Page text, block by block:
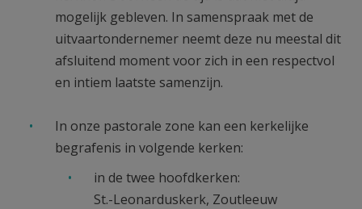
mogelijk gebleven. In samenspraak met de
uitvaartondernemer neemt deze nu meestal dit
afsluitend moment voor zich in een respectvol
en intiem laatste samenzijn.
In onze pastorale zone kan een kerkelijke
begrafenis in volgende kerken:
in de twee hoofdkerken:
St.-Leonarduskerk, Zoutleeuw